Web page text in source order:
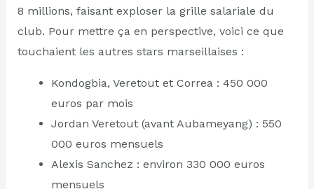
8 millions, faisant exploser la grille salariale du
club. Pour mettre ça en perspective, voici ce que
touchaient les autres stars marseillaises :
Kondogbia, Veretout et Correa : 450 000
euros par mois
Jordan Veretout (avant Aubameyang) : 550
000 euros mensuels
Alexis Sanchez : environ 330 000 euros
mensuels